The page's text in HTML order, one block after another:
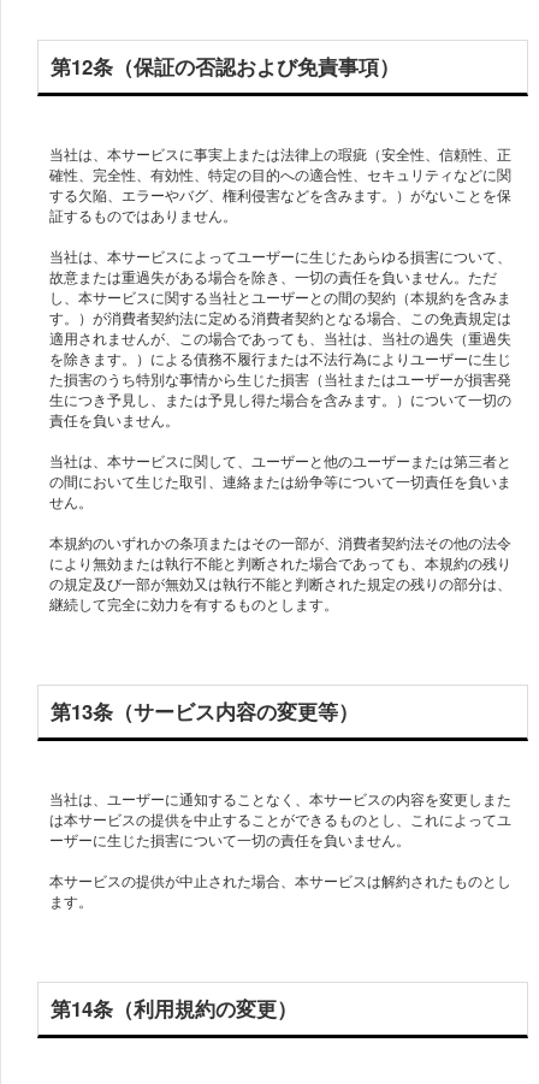
第12条（保証の否認および免責事項）
当社は、本サービスに事実上または法律上の瑕疵（安全性、信頼性、正
確性、完全性、有効性、特定の目的への適合性、セキュリティなどに関
する欠陥、エラーやバグ、権利侵害などを含みます。）がないことを保
証するものではありません。
当社は、本サービスによってユーザーに生じたあらゆる損害について、
故意または重過失がある場合を除き、一切の責任を負いません。ただ
し、本サービスに関する当社とユーザーとの間の契約（本規約を含みま
す。）が消費者契約法に定める消費者契約となる場合、この免責規定は
適用されませんが、この場合であっても、当社は、当社の過失（重過失
を除きます。）による債務不履行または不法行為によりユーザーに生じ
た損害のうち特別な事情から生じた損害（当社またはユーザーが損害発
生につき予見し、または予見し得た場合を含みます。）について一切の
責任を負いません。
当社は、本サービスに関して、ユーザーと他のユーザーまたは第三者と
の間において生じた取引、連絡または紛争等について一切責任を負いま
せん。
本規約のいずれかの条項またはその一部が、消費者契約法その他の法令
により無効または執行不能と判断された場合であっても、本規約の残り
の規定及び一部が無効又は執行不能と判断された規定の残りの部分は、
継続して完全に効力を有するものとします。
第13条（サービス内容の変更等）
当社は、ユーザーに通知することなく、本サービスの内容を変更しまた
は本サービスの提供を中止することができるものとし、これによってユ
ーザーに生じた損害について一切の責任を負いません。
本サービスの提供が中止された場合、本サービスは解約されたものとし
ます。
第14条（利用規約の変更）